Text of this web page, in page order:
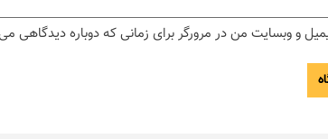
و وبسایت من در مرورگر برای زمانی که دوباره دیدگاهی